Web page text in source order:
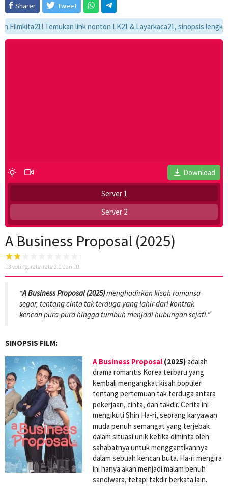
Sharer
Tweet
Temukan link nonton LK21 & Layarkaca21, sinopsis lengkap,
Download
Server 1
Server 2
A Business Proposal (2025)
13 voting, rata-rata 2.0 dari 10
“A Business Proposal (2025)menghadirkan kisah romansa
segar, tentang cinta tak terduga yang lahir dari kontrak
kencan pura-pura hingga tumbuh menjadi hubungan sejati.”
SINOPSIS FILM:
A Business Proposal (2025)adalah
drama romantis Korea terbaru yang
kembali mengangkat kisah populer
tentang pertemuan tak terduga antara
pekerjaan, cinta, dan takdir. Cerita ini
mengikuti Shin Ha-ri, seorang karyawan
muda penuh semangat yang terjebak
dalam situasi unik ketika diminta oleh
sahabatnya untuk menggantikannya
dalam sebuah kencan buta. Ha-ri mengira
ini hanya akan menjadi malam penuh
sandiwara, tetapi takdir berkata lain.